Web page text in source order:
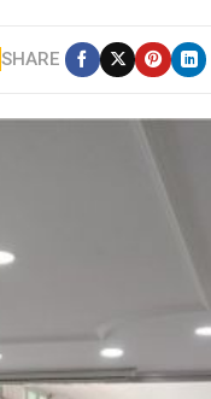
SHARE